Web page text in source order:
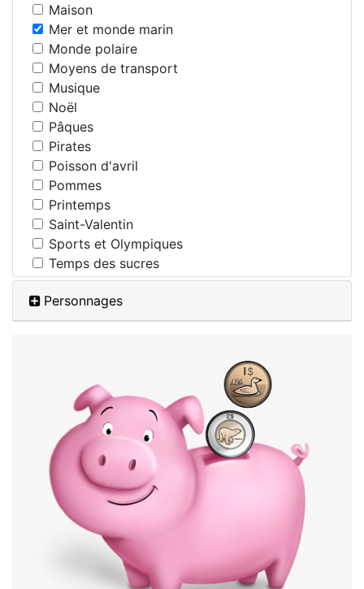
Maison
Mer et monde marin
Monde polaire
Moyens de transport
Musique
Noël
Pâques
Pirates
Poisson d'avril
Pommes
Printemps
Saint-Valentin
Sports et Olympiques
Temps des sucres
Personnages